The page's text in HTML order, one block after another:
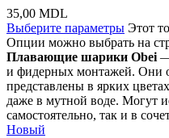
35,00 MDL
Выберите параметры Этот
Опции можно выбрать на
Плавающие шарики Obei—
и фидерных монтажей. Они
представлены в ярких
даже в мутной воде. Могут
самостоятельно, так и в
Новый